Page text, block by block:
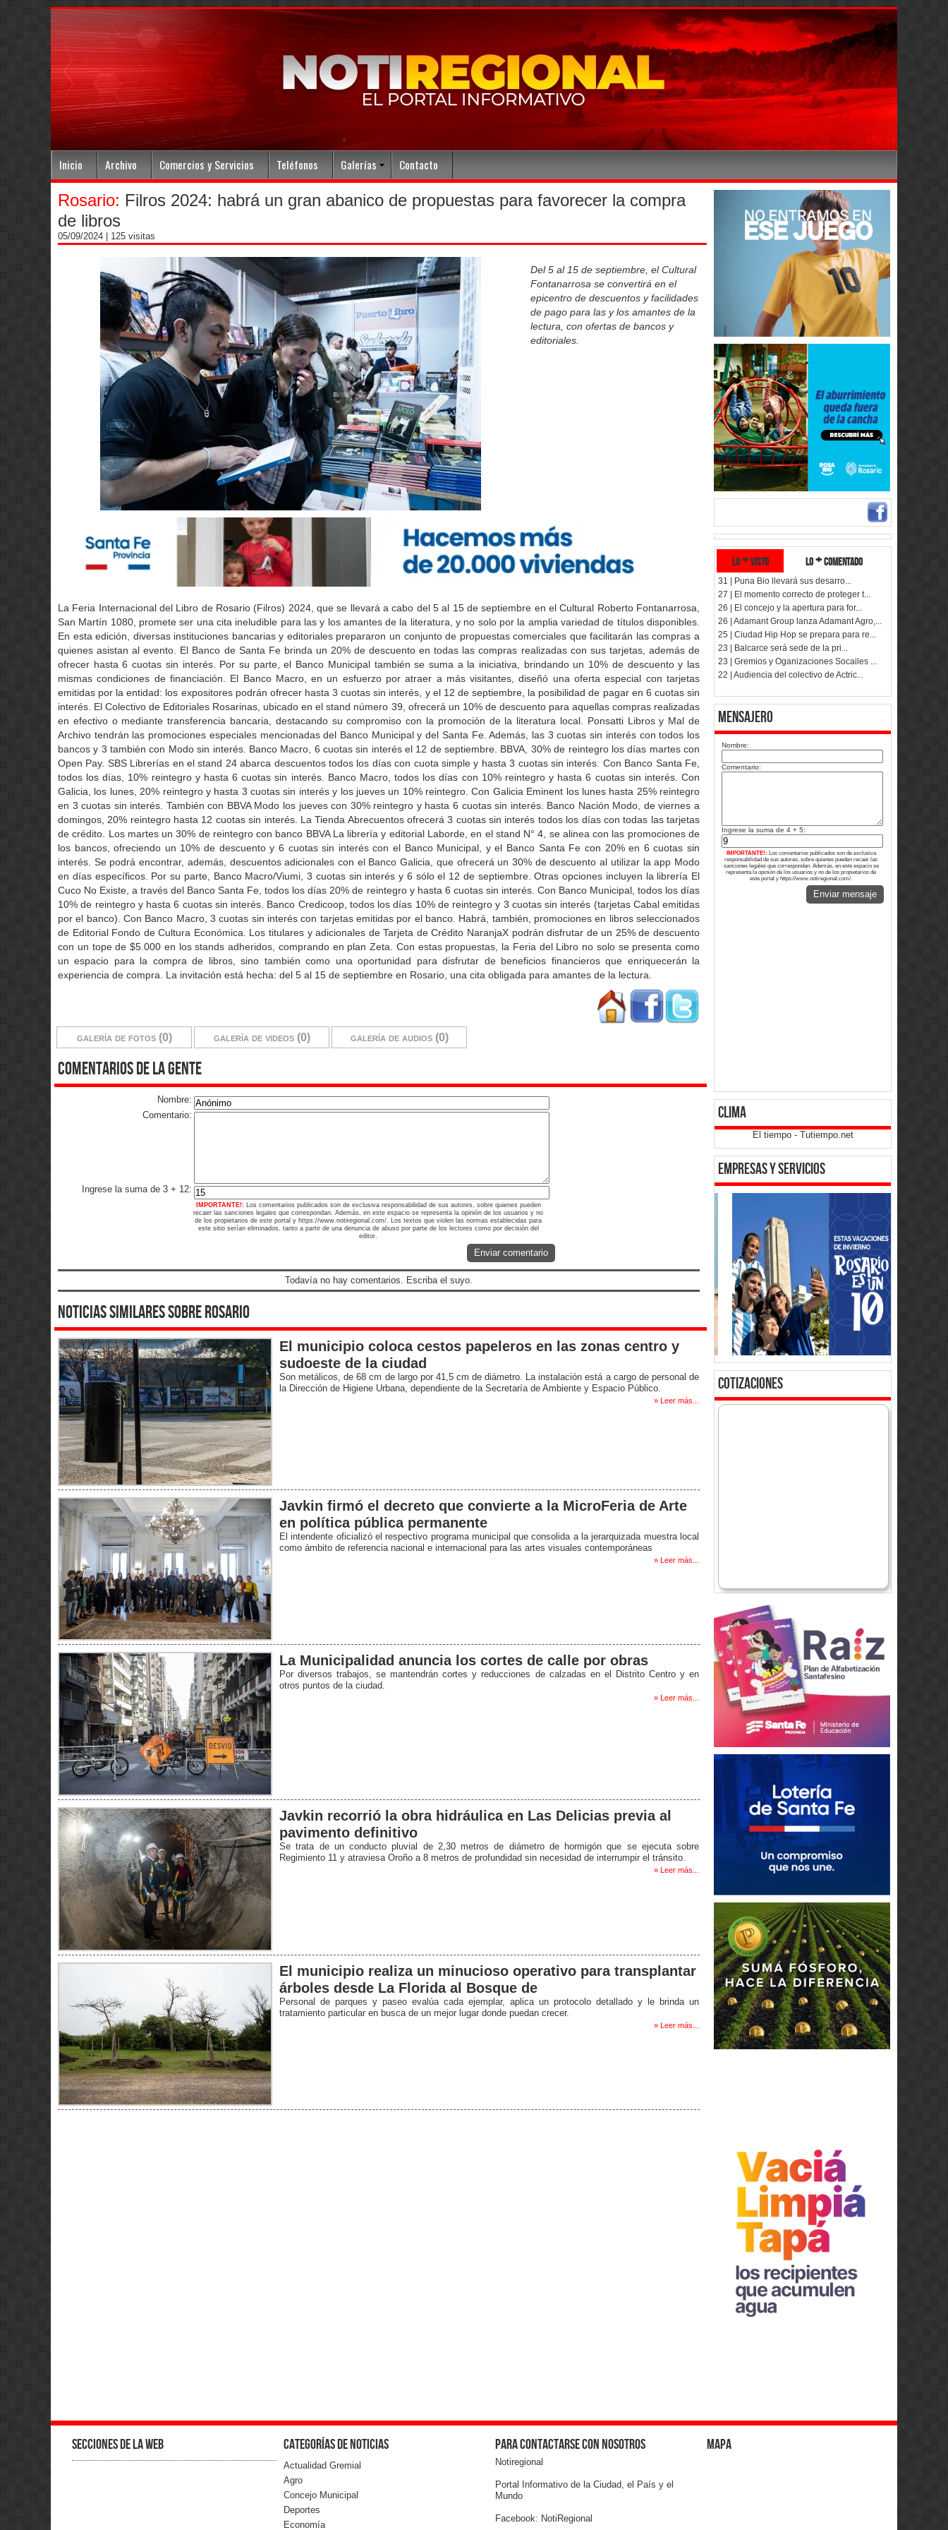
Inicio Archivo Comercios y Servicios Teléfonos Galerías Contacto
Rosario: Filros 2024: habrá un gran abanico de propuestas para favorecer la compra
de libros
05/09/2024 | 125 visitas
Del 5 al 15 de septiembre, el Cultural
Fontanarrosa se convertirá en el
epicentro de descuentos y facilidades
de pago para las y los amantes de la
lectura, con ofertas de bancos y
editoriales.
La Feria Internacional del Libro de Rosario (Filros) 2024, que se llevará a cabo del 5 al 15 de septiembre en el Cultural Roberto Fontanarrosa,
San Martín 1080, promete ser una cita ineludible para las y los amantes de la literatura, y no solo por la amplia variedad de títulos disponibles.
En esta edición, diversas instituciones bancarias y editoriales prepararon un conjunto de propuestas comerciales que facilitarán las compras a
quienes asistan al evento. El Banco de Santa Fe brinda un 20% de descuento en todas las compras realizadas con sus tarjetas, además de
ofrecer hasta 6 cuotas sin interés. Por su parte, el Banco Municipal también se suma a la iniciativa, brindando un 10% de descuento y las
mismas condiciones de financiación. El Banco Macro, en un esfuerzo por atraer a más visitantes, diseñó una oferta especial con tarjetas
emitidas por la entidad: los expositores podrán ofrecer hasta 3 cuotas sin interés, y el 12 de septiembre, la posibilidad de pagar en 6 cuotas sin
interés. El Colectivo de Editoriales Rosarinas, ubicado en el stand número 39, ofrecerá un 10% de descuento para aquellas compras realizadas
en efectivo o mediante transferencia bancaria, destacando su compromiso con la promoción de la literatura local. Ponsatti Libros y Mal de
Archivo tendrán las promociones especiales mencionadas del Banco Municipal y del Santa Fe. Además, las 3 cuotas sin interés con todos los
bancos y 3 también con Modo sin interés. Banco Macro, 6 cuotas sin interés el 12 de septiembre. BBVA, 30% de reintegro los días martes con
Open Pay. SBS Librerías en el stand 24 abarca descuentos todos los días con cuota simple y hasta 3 cuotas sin interés. Con Banco Santa Fe,
todos los días, 10% reintegro y hasta 6 cuotas sin interés. Banco Macro, todos los días con 10% reintegro y hasta 6 cuotas sin interés. Con
Galicia, los lunes, 20% reintegro y hasta 3 cuotas sin interés y los jueves un 10% reintegro. Con Galicia Eminent los lunes hasta 25% reintegro
en 3 cuotas sin interés. También con BBVA Modo los jueves con 30% reintegro y hasta 6 cuotas sin interés. Banco Nación Modo, de viernes a
domingos, 20% reintegro hasta 12 cuotas sin interés. La Tienda Abrecuentos ofrecerá 3 cuotas sin interés todos los días con todas las tarjetas
de crédito. Los martes un 30% de reintegro con banco BBVA La librería y editorial Laborde, en el stand N° 4, se alinea con las promociones de
los bancos, ofreciendo un 10% de descuento y 6 cuotas sin interés con el Banco Municipal, y el Banco Santa Fe con 20% en 6 cuotas sin
interés. Se podrá encontrar, además, descuentos adicionales con el Banco Galicia, que ofrecerá un 30% de descuento al utilizar la app Modo
en días específicos. Por su parte, Banco Macro/Viumi, 3 cuotas sin interés y 6 sólo el 12 de septiembre. Otras opciones incluyen la librería El
Cuco No Existe, a través del Banco Santa Fe, todos los días 20% de reintegro y hasta 6 cuotas sin interés. Con Banco Municipal, todos los días
10% de reintegro y hasta 6 cuotas sin interés. Banco Credicoop, todos los días 10% de reintegro y 3 cuotas sin interés (tarjetas Cabal emitidas
por el banco). Con Banco Macro, 3 cuotas sin interés con tarjetas emitidas por el banco. Habrá, también, promociones en libros seleccionados
de Editorial Fondo de Cultura Económica. Los titulares y adicionales de Tarjeta de Crédito NaranjaX podrán disfrutar de un 25% de descuento
con un tope de $5.000 en los stands adheridos, comprando en plan Zeta. Con estas propuestas, la Feria del Libro no solo se presenta como
un espacio para la compra de libros, sino también como una oportunidad para disfrutar de beneficios financieros que enriquecerán la
experiencia de compra. La invitación está hecha: del 5 al 15 de septiembre en Rosario, una cita obligada para amantes de la lectura.
galería de fotos (0) galería de videos (0) galería de audios (0)
comentarios de la gente
Nombre:
Comentario:
Ingrese la suma de 3 + 12:
IMPORTANTE!: Los comentarios publicados son de exclusiva responsabilidad de sus autores, sobre quienes pueden
recaer las sanciones legales que correspondan. Además, en este espacio se representa la opinión de los usuarios y no
de los propietarios de este portal y https://www.notiregional.com/. Los textos que violen las normas establecidas para
este sitio serían eliminados, tanto a partir de una denuncia de abuso por parte de los lectores como por decisión del
editor.
Enviar comentario
Todavía no hay comentarios. Escriba el suyo.
noticias similares sobre rosario
El municipio coloca cestos papeleros en las zonas centro y
sudoeste de la ciudad
Son metálicos, de 68 cm de largo por 41,5 cm de diámetro. La instalación está a cargo de personal de
la Dirección de Higiene Urbana, dependiente de la Secretaría de Ambiente y Espacio Público.
» Leer más...
Javkin firmó el decreto que convierte a la MicroFeria de Arte
en política pública permanente
El intendente oficializó el respectivo programa municipal que consolida a la jerarquizada muestra local
como ámbito de referencia nacional e internacional para las artes visuales contemporáneas
» Leer más...
La Municipalidad anuncia los cortes de calle por obras
Por diversos trabajos, se mantendrán cortes y reducciones de calzadas en el Distrito Centro y en
otros puntos de la ciudad.
» Leer más...
Javkin recorrió la obra hidráulica en Las Delicias previa al
pavimento definitivo
Se trata de un conducto pluvial de 2,30 metros de diámetro de hormigón que se ejecuta sobre
Regimiento 11 y atraviesa Oroño a 8 metros de profundidad sin necesidad de interrumpir el tránsito.
» Leer más...
El municipio realiza un minucioso operativo para transplantar
árboles desde La Florida al Bosque de
Personal de parques y paseo evalúa cada ejemplar, aplica un protocolo detallado y le brinda un
tratamiento particular en busca de un mejor lugar donde puedan crecer.
» Leer más...
lo + visto lo + comentado
31 | Puna Bio llevará sus desarro...
27 | El momento correcto de proteger t...
26 | El concejo y la apertura para for...
26 | Adamant Group lanza Adamant Agro,...
25 | Ciudad Hip Hop se prepara para re...
23 | Balcarce será sede de la pri...
23 | Gremios y Oganizaciones Socailes ...
22 | Audiencia del colectivo de Actric...
Mensajero
Nombre:
Comentario:
Ingrese la suma de 4 + 5:
IMPORTANTE!:
Los comentarios publicados son de exclusiva
responsabilidad de sus autores, sobre quienes pueden recaer las
sanciones legales que correspondan. Además, en este espacio se
representa la opinión de los usuarios y no de los propietarios de
este portal y https://www.notiregional.com/.
Enviar mensaje
clima
El tiempo - Tutiempo.net
empresas y servicios
cotizaciones
Secciones de la web Categorías de noticias
Actualidad Gremial
Agro
Concejo Municipal
Deportes
Economía
Para contactarse con nosotros
Notiregional
Portal Informativo de la Ciudad, el País y el
Mundo
Facebook: NotiRegional
Mapa